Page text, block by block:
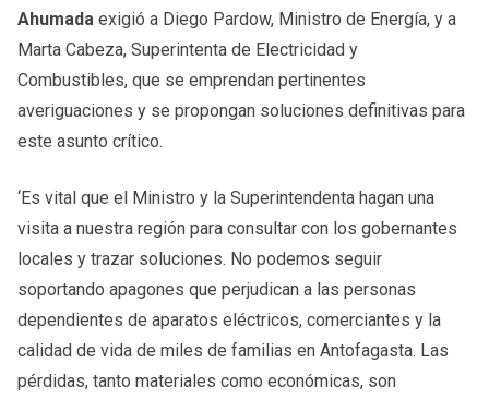
Ahumada exigió a Diego Pardow, Ministro de Energía, y a
Marta Cabeza, Superintenta de Electricidad y
Combustibles, que se emprendan pertinentes
averiguaciones y se propongan soluciones definitivas para
este asunto crítico.
‘Es vital que el Ministro y la Superintendenta hagan una
visita a nuestra región para consultar con los gobernantes
locales y trazar soluciones. No podemos seguir
soportando apagones que perjudican a las personas
dependientes de aparatos eléctricos, comerciantes y la
calidad de vida de miles de familias en Antofagasta. Las
pérdidas, tanto materiales como económicas, son